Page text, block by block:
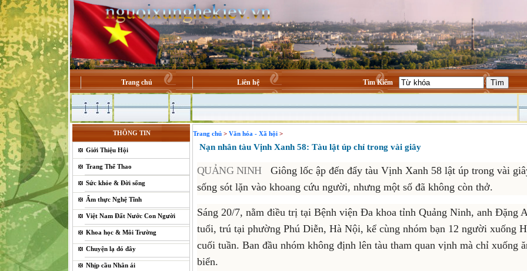
Trang chủ Liên hệ Tìm Kiếm
THÔNG TIN
Giới Thiệu Hội
Trang Thể Thao
Sức khỏe & Đời sống
Ẩm thực Nghệ Tĩnh
Việt Nam Đất Nước Con Người
Khoa học & Môi Trường
Chuyện lạ đó đây
Nhịp cầu Nhân ái
Trang chủ > Văn hóa - Xã hội>
Nạn nhân tàu Vịnh Xanh 58: Tàu lật úp chỉ trong vài giây
QUẢNG NINH
Giông lốc ập đến đẩy tàu Vịnh Xanh 58 lật úp trong vài
sống sót lặn vào khoang cứu người, nhưng một số đã không còn thở.
Sáng 20/7, nằm điều trị tại Bệnh viện Đa khoa tỉnh Quảng Ninh, anh Đặng
tuổi, trú tại phường Phú Diễn, Hà Nội, kể cùng nhóm bạn 12 người xuống
cuối tuần. Ban đầu nhóm không định lên tàu tham quan vịnh mà chỉ xuống
biển.